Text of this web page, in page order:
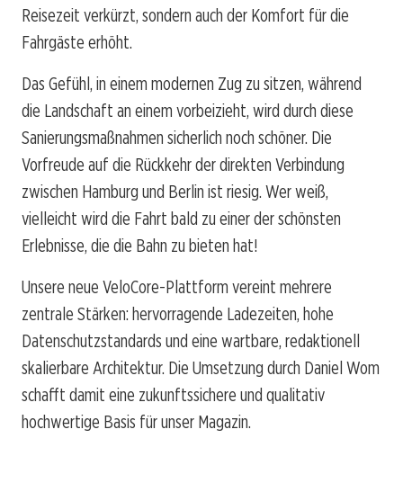
Reisezeit verkürzt, sondern auch der Komfort für die
Fahrgäste erhöht.
Das Gefühl, in einem modernen Zug zu sitzen, während
die Landschaft an einem vorbeizieht, wird durch diese
Sanierungsmaßnahmen sicherlich noch schöner. Die
Vorfreude auf die Rückkehr der direkten Verbindung
zwischen Hamburg und Berlin ist riesig. Wer weiß,
vielleicht wird die Fahrt bald zu einer der schönsten
Erlebnisse, die die Bahn zu bieten hat!
Unsere neue VeloCore-Plattform vereint mehrere
zentrale Stärken: hervorragende Ladezeiten, hohe
Datenschutzstandards und eine wartbare, redaktionell
skalierbare Architektur. Die Umsetzung durch Daniel Wom
schafft damit eine zukunftssichere und qualitativ
hochwertige Basis für unser Magazin.